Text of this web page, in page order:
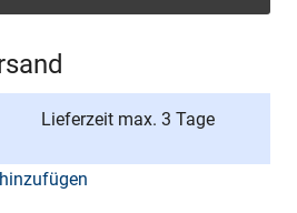
Lieferzeit max. 3 Tage